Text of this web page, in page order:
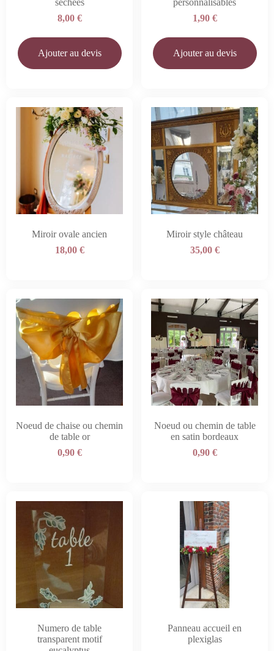
séchées
8,00 €
Ajouter au devis
personnalisables
1,90 €
Ajouter au devis
Miroir ovale ancien
18,00 €
Miroir style château
35,00 €
Noeud de chaise ou chemin
de table or
0,90 €
Noeud ou chemin de table
en satin bordeaux
0,90 €
Numero de table
transparent motif
Panneau accueil en
plexiglas